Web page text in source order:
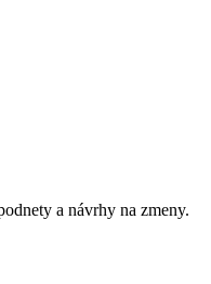
a návrhy na zmeny.